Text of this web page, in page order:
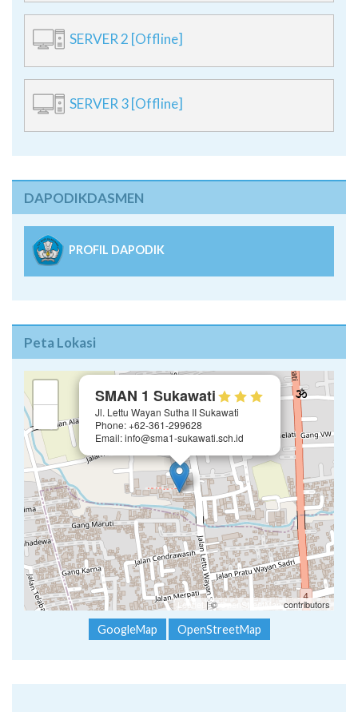
SERVER 2 [Offline]
SERVER 3 [Offline]
DAPODIKDASMEN
PROFIL DAPODIK
Peta Lokasi
SMAN 1 Sukawati
Jl. Lettu Wayan Sutha II Sukawati
Phone: +62-361-299628
Email: info@sma1-sukawati.sch.id
Leaflet | ©OpenStreetMap contributors
GoogleMap OpenStreetMap